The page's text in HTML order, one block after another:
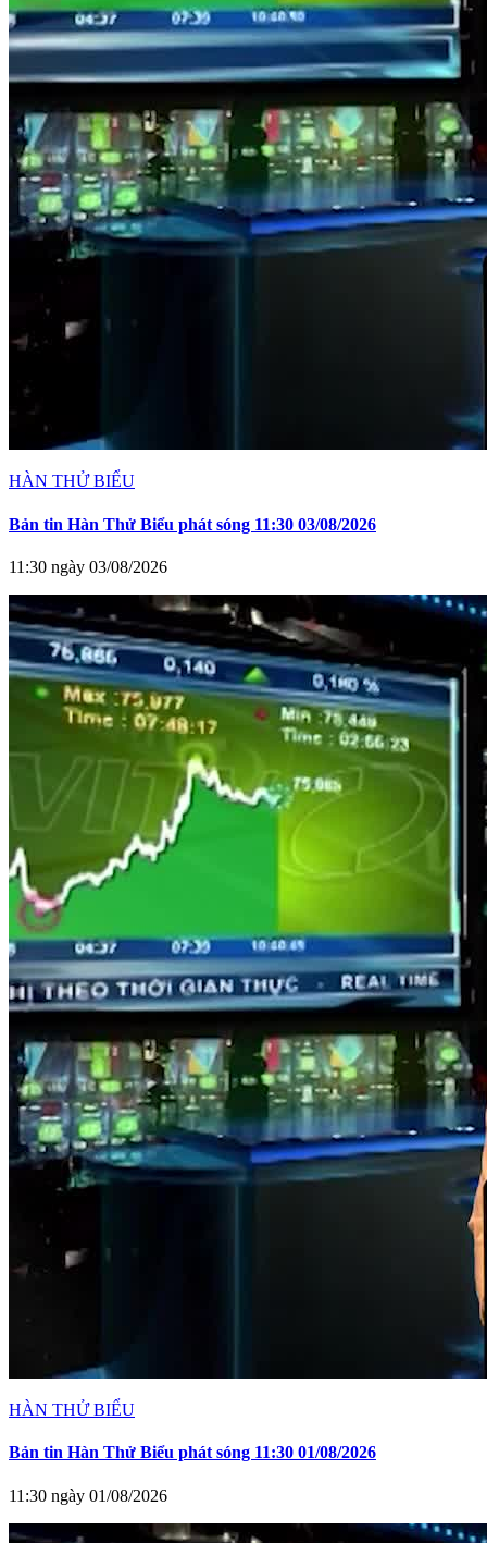
HÀN THỬ BIỂU
Bản tin Hàn Thử Biểu phát sóng 11:30 03/08/2026
11:30 ngày 03/08/2026
HÀN THỬ BIỂU
Bản tin Hàn Thử Biểu phát sóng 11:30 01/08/2026
11:30 ngày 01/08/2026